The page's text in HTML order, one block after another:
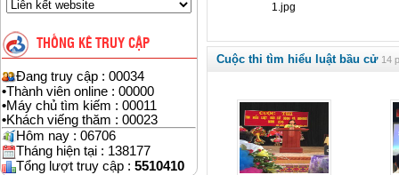
THỐNG KÊ TRUY CẬP
Đang truy cập : 00034
•Thành viên online : 00000
•Máy chủ tìm kiếm : 00011
•Khách viếng thăm : 00023
Hôm nay : 06706
Tháng hiện tại : 138177
Tổng lượt truy cập : 5510410
1.jpg
Cuộc thi tìm hiểu luật bầu cử 14